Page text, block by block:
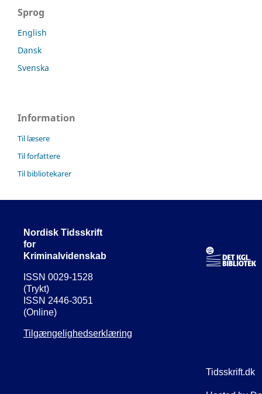
Sprog
English
Dansk
Svenska
Information
Til læsere
Til forfattere
Til bibliotekarer
Nordisk Tidsskrift
for
Kriminalvidenskab
ISSN 0029-1528
(Trykt)
ISSN 2446-3051
(Online)
Tilgængelighedserklæring